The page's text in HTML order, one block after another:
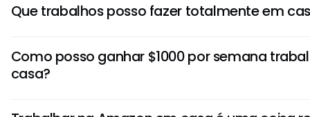
Que trabalhos posso fazer totalmente em
freelance, atendimento ao cliente, tutoria online e
Como posso ganhar $1000 por semana
casa?